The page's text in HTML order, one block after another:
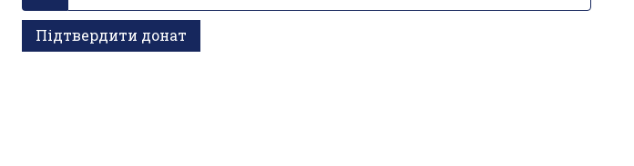
Підтвердити донат